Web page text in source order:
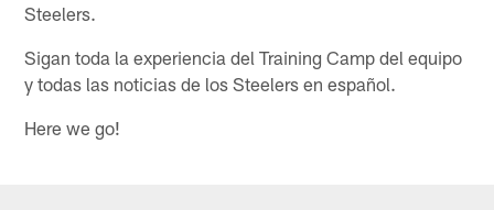
Steelers.
Sigan toda la experiencia del Training Camp del equipo
y todas las noticias de los Steelers en español.
Here we go!